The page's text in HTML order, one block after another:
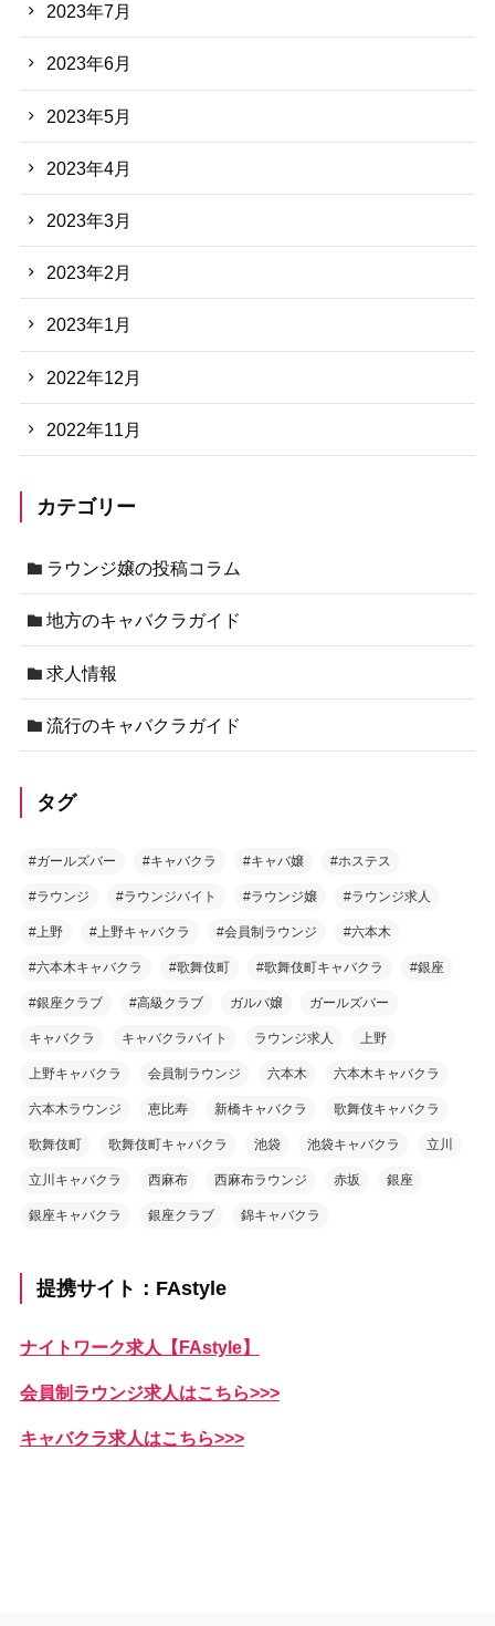
2023年7月
2023年6月
2023年5月
2023年4月
2023年3月
2023年2月
2023年1月
2022年12月
2022年11月
カテゴリー
ラウンジ嬢の投稿コラム
地方のキャバクラガイド
求人情報
流行のキャバクラガイド
タグ
#ガールズバー #キャバクラ #キャバ嬢 #ホステス
#ラウンジ #ラウンジバイト #ラウンジ嬢 #ラウンジ求人
#上野 #上野キャバクラ #会員制ラウンジ #六本木
#六本木キャバクラ #歌舞伎町 #歌舞伎町キャバクラ #銀座
#銀座クラブ #高級クラブ ガルバ嬢 ガールズバー
キャバクラ キャバクラバイト ラウンジ求人 上野
上野キャバクラ 会員制ラウンジ 六本木 六本木キャバクラ
六本木ラウンジ 恵比寿 新橋キャバクラ 歌舞伎キャバクラ
歌舞伎町 歌舞伎町キャバクラ 池袋 池袋キャバクラ 立川
立川キャバクラ 西麻布 西麻布ラウンジ 赤坂 銀座
銀座キャバクラ 銀座クラブ 錦キャバクラ
提携サイト：FAstyle
ナイトワーク求人【FAstyle】
会員制ラウンジ求人はこちら>>>
キャバクラ求人はこちら>>>